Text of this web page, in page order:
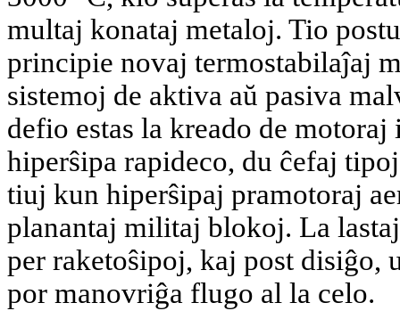
multaj konataj metaloj. Tio
principie novaj termostabilaĵaj
sistemoj de aktiva aŭ pasiva
defio estas la kreado de
hiperŝipa rapideco, du ĉefaj
tiuj kun hiperŝipaj pramotoraj
planantaj militaj blokoj. La
per raketoŝipoj, kaj post disiĝo,
por manovriĝa flugo al la celo.